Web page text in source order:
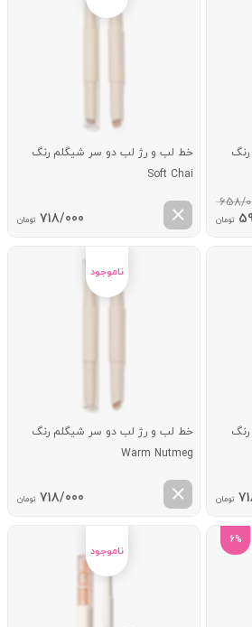
658/
تومانقیمت
فعلی:
خط لب و رژ لب دو سر شیگلم رنگ
Soft Chai
718/000 تومان
تومان
خط لب و رژ لب دو سر شیگلم رنگ
Warm Nutmeg
718/000 تومان
6%